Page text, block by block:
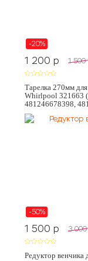
-20%
1 200 p 1 500
Тарелка 270мм
Whirlpool 321663
481246678398,
-50%
1 500 p 3 000
Редуктор венчика